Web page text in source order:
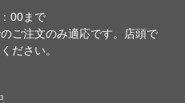
00まで
ご注文のみ適応です。店頭で
ださい。